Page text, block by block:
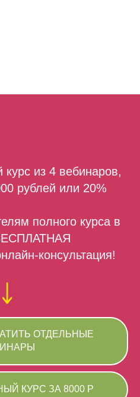
из 4 вебинаров,
рублей или 20%
полного курса в
консультация!
ОТДЕЛЬНЫЕ
КУРС ЗА 8000 Р